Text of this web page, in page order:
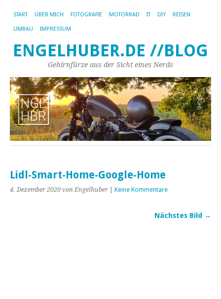
START ÜBER MICH FOTOGRAFIE MOTORRAD IT DIY REISEN
UMBAU IMPRESSUM
ENGELHUBER.DE //BLOG
Gehirnfürze aus der Sicht eines Nerds
Lidl-Smart-Home-Google-Home
4. Dezember 2020 von Engelhuber Keine Kommentare
Nächstes Bild →